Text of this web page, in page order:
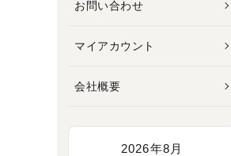
お問い合わせ
マイアカウント
会社概要
2026年8月